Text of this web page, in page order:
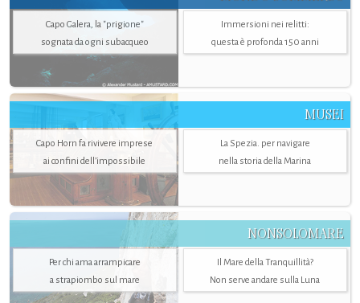
Capo Galera, la "prigione"
sognata da ogni subacqueo
Immersioni nei relitti:
questa è profonda 150 anni
MUSEI
Capo Horn fa rivivere imprese
ai confini dell’impossibile
La Spezia. per navigare
nella storia della Marina
NONSOLOMARE
Per chi ama arrampicare
a strapiombo sul mare
Il Mare della Tranquillità?
Non serve andare sulla Luna